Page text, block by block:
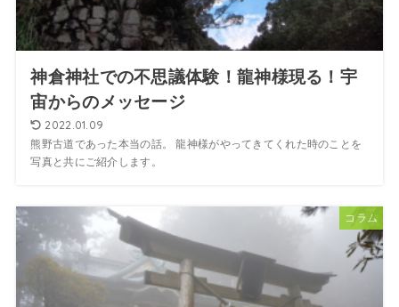
神倉神社での不思議体験！龍神様現る！宇
宙からのメッセージ
2022.01.09
熊野古道であった本当の話。 龍神様がやってきてくれた時のことを
写真と共にご紹介します。
コラム